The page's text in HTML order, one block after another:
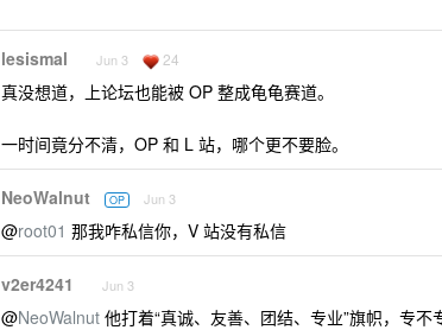
lesismal Jun 3 24
真没想道，上论坛也能被 OP 整成龟龟赛道。
一时间竟分不清，OP 和 L 站，哪个更不要脸。
NeoWalnut OP Jun 3
@root01 那我咋私信你，V 站没有私信
v2er4241 Jun 3
@NeoWalnut 他打着“真诚、友善、团结、专业”旗帜，专